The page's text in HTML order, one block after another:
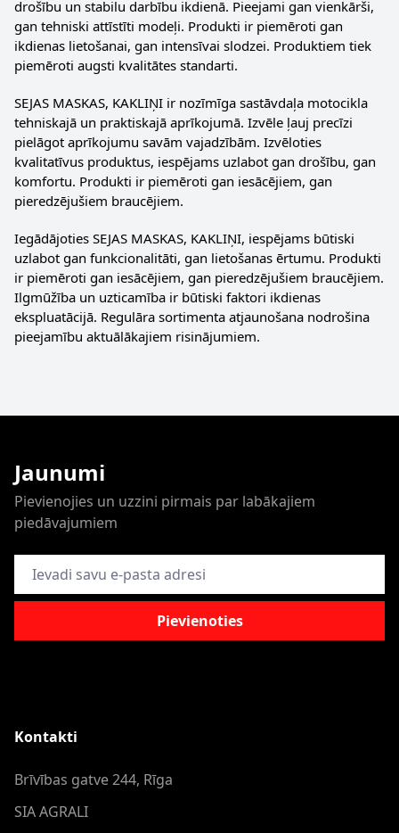
drošību un stabilu darbību ikdienā. Pieejami gan vienkārši,
gan tehniski attīstīti modeļi. Produkti ir piemēroti gan
ikdienas lietošanai, gan intensīvai slodzei. Produktiem tiek
piemēroti augsti kvalitātes standarti.
SEJAS MASKAS, KAKLIŅI ir nozīmīga sastāvdaļa motocikla
tehniskajā un praktiskajā aprīkojumā. Izvēle ļauj precīzi
pielāgot aprīkojumu savām vajadzībām. Izvēloties
kvalitatīvus produktus, iespējams uzlabot gan drošību, gan
komfortu. Produkti ir piemēroti gan iesācējiem, gan
pieredzējušiem braucējiem.
Iegādājoties SEJAS MASKAS, KAKLIŅI, iespējams būtiski
uzlabot gan funkcionalitāti, gan lietošanas ērtumu. Produkti
ir piemēroti gan iesācējiem, gan pieredzējušiem braucējiem.
Ilgmūžība un uzticamība ir būtiski faktori ikdienas
ekspluatācijā. Regulāra sortimenta atjaunošana nodrošina
pieejamību aktuālākajiem risinājumiem.
Jaunumi
Pievienojies un uzzini pirmais par labākajiem
piedāvajumiem
E-pasta adrese
Pievienoties
Kontakti
Brīvības gatve 244, Rīga
SIA AGRALI